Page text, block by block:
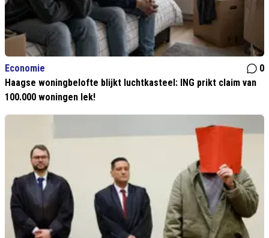
Economie
0
Haagse woningbelofte blijkt luchtkasteel: ING prikt claim van
100.000 woningen lek!